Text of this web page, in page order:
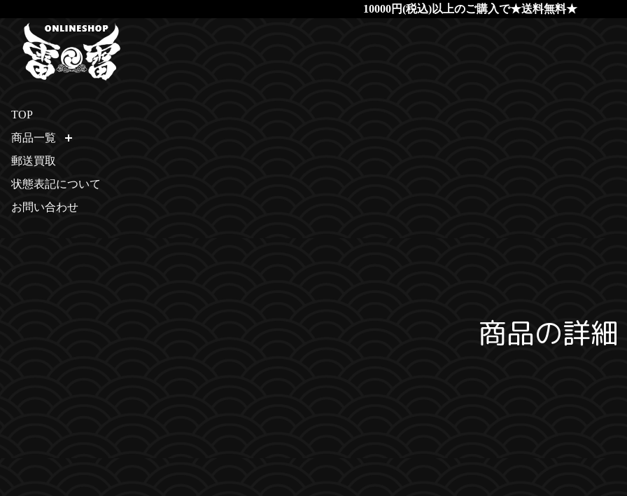
10000円(税込)以上のご購入で★送料無料★
商品の詳細
TOP
商品一覧
郵送買取
状態表記について
お問い合わせ